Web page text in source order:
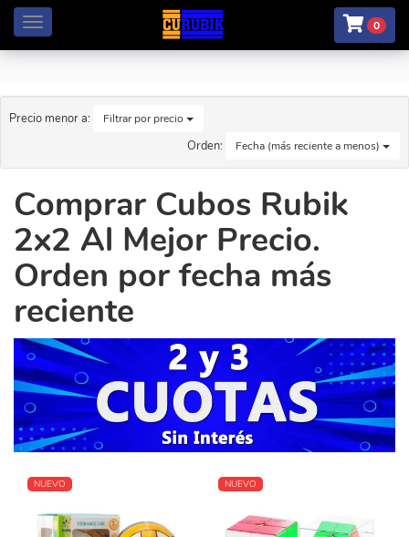
Menú 0
Precio menor a: Filtrar por precio
Orden: Fecha (más reciente a menos)
Comprar Cubos Rubik
2x2 Al Mejor Precio.
Orden por fecha más
reciente
NUEVO NUEVO